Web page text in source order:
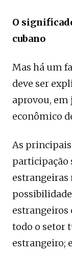
O
cubano
Mas há um
deve ser
aprovou, em
econômico
As
participação
estrangeiras
estrangeiros
todo o setor
estrangeiro;